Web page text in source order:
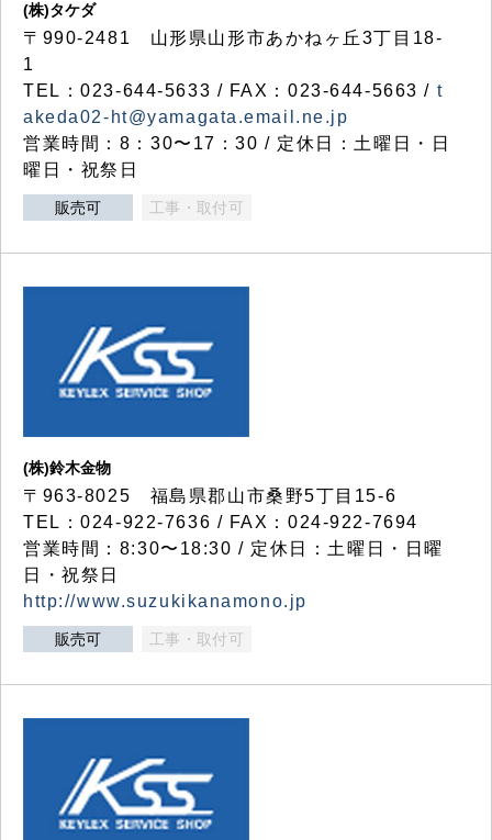
(株)タケダ
〒990-2481 山形県山形市あかねヶ丘3丁目18-
1
TEL：023-644-5633 / FAX：023-644-5663 / t
akeda02-ht@yamagata.email.ne.jp
営業時間：8：30〜17：30 / 定休日：土曜日・日
曜日・祝祭日
販売可 工事・取付可
(株)鈴木金物
〒963-8025 福島県郡山市桑野5丁目15-6
TEL：024-922-7636 / FAX：024-922-7694
営業時間：8:30〜18:30 / 定休日：土曜日・日曜
日・祝祭日
http://www.suzukikanamono.jp
販売可 工事・取付可